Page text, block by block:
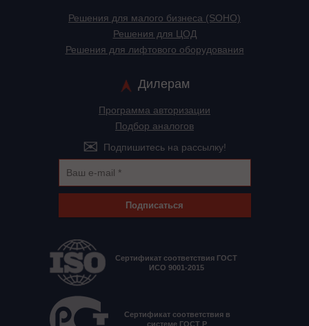
Решения для малого бизнеса (SOHO)
Решения для ЦОД
Решения для лифтового оборудования
Дилерам
Программа авторизации
Подбор аналогов
Подпишитесь на рассылку!
Подписаться
Сертификат соответствия ГОСТ
ИСО 9001-2015
Сертификат соответствия в
системе ГОСТ Р